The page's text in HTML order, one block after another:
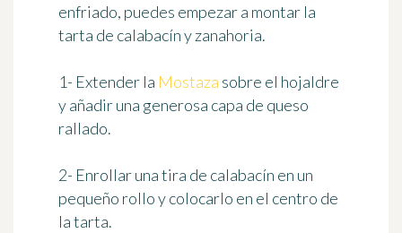
enfriado, puedes empezar a montar la
tarta de calabacín y zanahoria.
1- Extender la Mostaza sobre el hojaldre
y añadir una generosa capa de queso
rallado.
2- Enrollar una tira de calabacín en un
pequeño rollo y colocarlo en el centro de
la tarta.